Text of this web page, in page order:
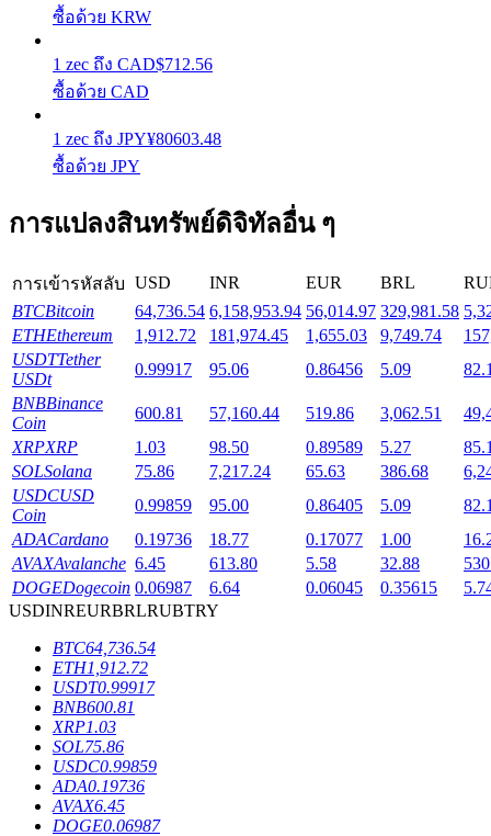
Launchpool
การเซ้งแบบยืดหยุ่นเพื่อรับโทเคนยอดนิยม
การล็อค BTR
การลงทุนพิเศษสำหรับผู้ถือ BTR
เงินกู้
บริการยืมเงินที่ได้รับการสนับสนุนจาก Crypto
ซื้อด้วย KRW
1 zec ถึง CAD$712.56
ซื้อด้วย CAD
1 zec ถึง JPY¥80603.48
ซื้อด้วย JPY
การแปลงสินทรัพย์ดิจิทัลอื่น ๆ
การเข้ารหัสลับ USD INR EUR BRL
BTCBitcoin 64,736.54 6,158,953.94 56,014.97 329,981.58
ETHEthereum 1,912.72 181,974.45 1,655.03 9,749.74
USDTTether
USDt
0.99917 95.06 0.86456 5.09
BNBBinance
Coin
600.81 57,160.44 519.86 3,062.51
XRPXRP 1.03 98.50 0.89589 5.27
SOLSolana 75.86 7,217.24 65.63 386.68
USDCUSD
Coin
0.99859 95.00 0.86405 5.09
ADACardano 0.19736 18.77 0.17077 1.00
AVAXAvalanche 6.45 613.80 5.58 32.88
DOGEDogecoin 0.06987 6.64 0.06045 0.35615
USDINREURBRLRUBTRY
BTC64,736.54
ETH1,912.72
USDT0.99917
BNB600.81
XRP1.03
SOL75.86
USDC0.99859
ADA0.19736
AVAX6.45
DOGE0.06987